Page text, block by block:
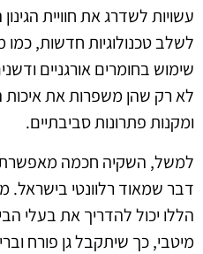
עשויות לשדרג את חוויית
לשלב טכנולוגיות חדשות,
שימוש בחומרים אורגניים
לא רק שהן משפרות את איכות
ומקנות פתרונות סביבתיים.
למשל, השקיה חכמה מאפשרת
דבר שמאוד רלוונטי בישראל.
הללו יכול להדריך את בעלי
מיטבי, כך שיתקבל גן פורח